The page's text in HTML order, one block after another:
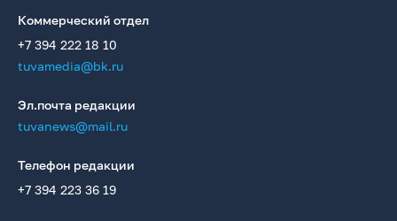
Коммерческий отдел
+7 394 222 18 10
tuvamedia@bk.ru
Эл.почта редакции
tuvanews@mail.ru
Телефон редакции
+7 394 223 36 19